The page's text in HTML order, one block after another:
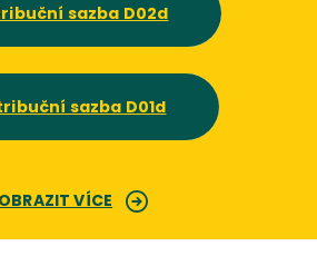
sazba D02d
sazba D01d
VÍCE